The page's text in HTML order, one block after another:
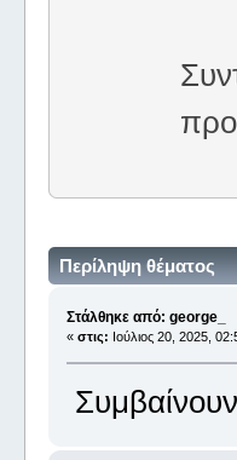
Περίληψη θέματος
Στάλθηκε από: george_
« στις: Ιούλιος 20, 2025,